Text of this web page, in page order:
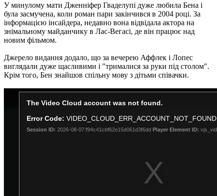
У минулому мати Дженніфер Гваделупі дуже любила Бена і
була засмучена, коли роман пари закінчився в 2004 році. За
інформацією інсайдера, недавно вона відвідала актора на
знімальному майданчику в Лас-Вегасі, де він працює над
новим фільмом.
Джерело видання додало, що за вечерею Аффлек і Лопес
виглядали дуже щасливими і "трималися за руки під столом".
Крім того, Бен знайшов спільну мову з дітьми співачки.